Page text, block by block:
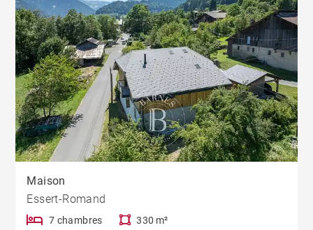
Maison
Essert-Romand
7 chambres 330 m²